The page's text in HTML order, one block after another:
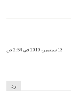
13 سبتمبر، 2019 في 2:54 ص
رد